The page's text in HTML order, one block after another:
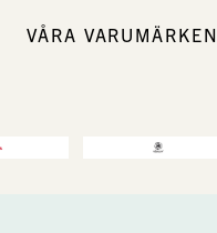
VÅRA VARUMÄRKEN